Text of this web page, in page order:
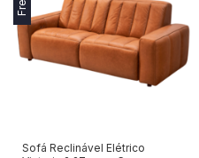
Sofá Reclinável Elétrico